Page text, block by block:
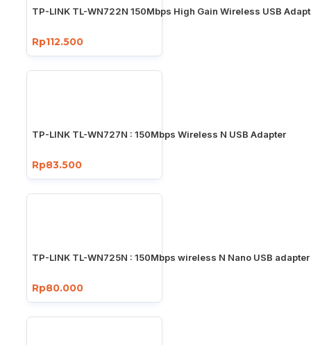
TP-LINK TL-WN722N 150Mbps High Gain Wireless USB
Rp112.500
TP-LINK TL-WN727N : 150Mbps Wireless N USB Adapter
Rp83.500
TP-LINK TL-WN725N : 150Mbps wireless N Nano USB adapter
Rp80.000